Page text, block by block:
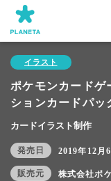
イラスト
ポケモンカード
ションカードパッ
カードイラスト制作
発売日 2019年12月6
販売元 株式会社ポ